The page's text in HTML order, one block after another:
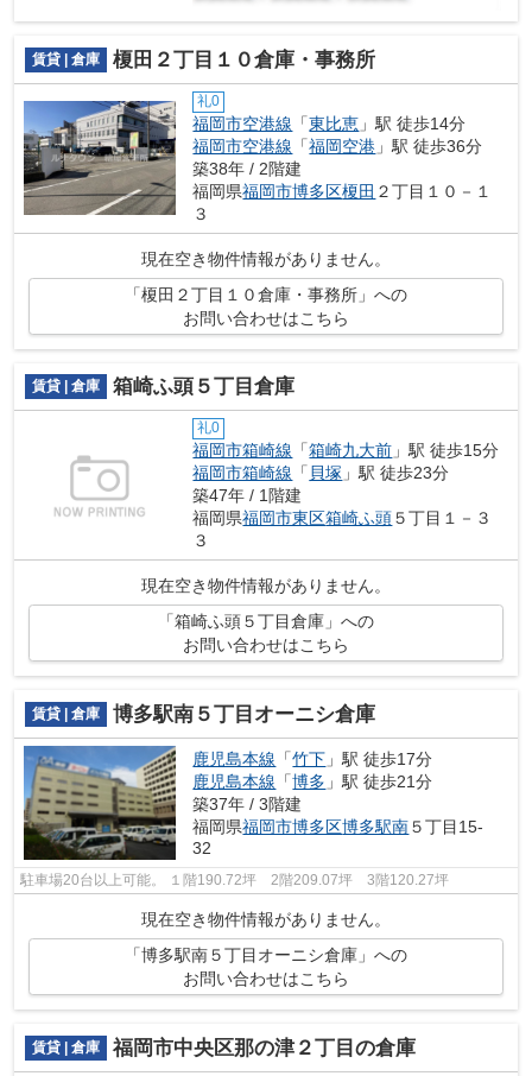
賃貸 | 倉庫 榎田２丁目１０倉庫・事務所
礼0
福岡市空港線 「東比恵 」駅 徒歩14分
福岡市空港線 「福岡空港 」駅 徒歩36分
築38年 / 2階建
福岡県福岡市博多区榎田 ２丁目１０－１
３
現在空き物件情報がありません。
「榎田２丁目１０倉庫・事務所」への
お問い合わせはこちら
賃貸 | 倉庫 箱崎ふ頭５丁目倉庫
礼0
福岡市箱崎線 「箱崎九大前 」駅 徒歩15分
福岡市箱崎線 「 貝塚 」駅 徒歩23分
築47年 / 1階建
福岡県福岡市東区箱崎ふ頭５丁目１－３
３
現在空き物件情報がありません。
「箱崎ふ頭５丁目倉庫」への
お問い合わせはこちら
賃貸 | 倉庫 博多駅南５丁目オーニシ倉庫
鹿児島本線 「竹下 」駅 徒歩17分
鹿児島本線 「博多 」駅 徒歩21分
築37年 / 3階建
福岡県福岡市博多区博多駅南５丁目15-
32
駐車場20台以上可能。 １階190.72坪 2階209.07坪 3階120.27坪
現在空き物件情報がありません。
「博多駅南５丁目オーニシ倉庫」への
お問い合わせはこちら
賃貸 | 倉庫 福岡市中央区那の津２丁目の倉庫